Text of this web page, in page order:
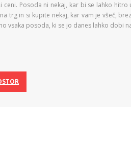
Posoda ni nekaj, kar bi se lahko
trg in si kupite nekaj, kar vam je všeč,
vsaka posoda, ki se jo danes lahko dobi